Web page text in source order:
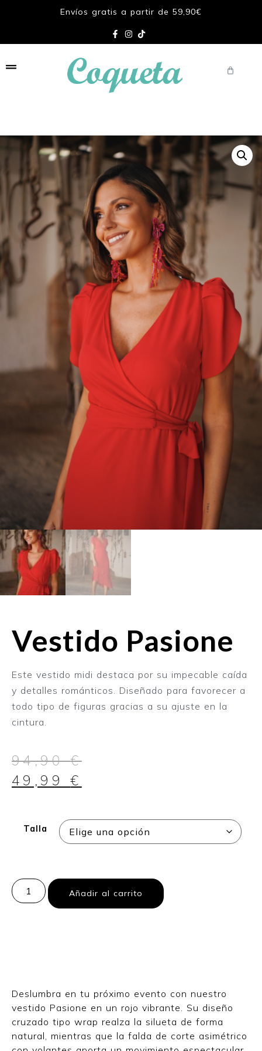
Envíos gratis a partir de 59,90€
Vestido Pasione
Este vestido midi destaca por su impecable caída
y detalles románticos. Diseñado para favorecer a
todo tipo de figuras gracias a su ajuste en la
cintura.
94,90€
49,99€
Talla
Añadir al carrito
Deslumbra en tu próximo evento con nuestro
vestido Pasione en un rojo vibrante. Su diseño
cruzado tipo wrap realza la silueta de forma
natural, mientras que la falda de corte asimétrico